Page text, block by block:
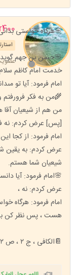
عضویت:
🌸هرگاه خواستى
🌸حسن بن جهم
خدمت امام کاظم
امام فرمود: آیا تو
🌾من به فكر فرورفتم
من هم از شيعيان
[پس] عرض کردم: نه
امام فرمود: از كجا
عرض کردم: به يقين
شیعیان شما هستم.
🌸امام فرمود: آیا
عرض کردم: نه ،
امام فرمود: هرگاه
هست ، پس نظر کن
📔الکافی ، ج ۲ ، ص ۶۵۲🌾🌸🌾